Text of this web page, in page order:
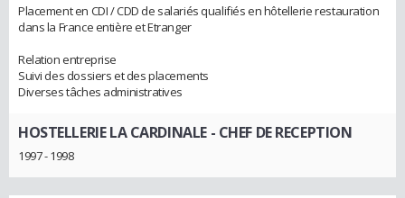
Placement en CDI / CDD de salariés qualifiés en hôtellerie restauration
dans la France entière et Etranger
Relation entreprise
Suivi des dossiers et des placements
Diverses tâches administratives
HOSTELLERIE LA CARDINALE- CHEF DE RECEPTION
1997 - 1998